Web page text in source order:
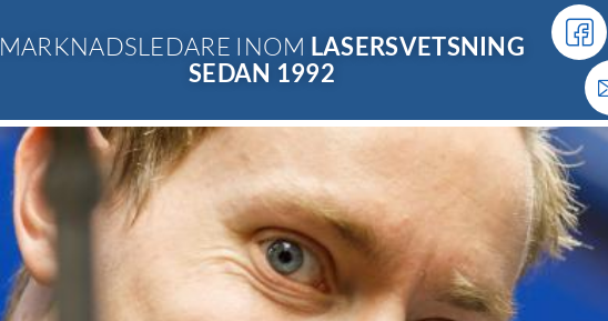
MARKNADSLEDARE INOM LASERSVETSNING
SEDAN 1992